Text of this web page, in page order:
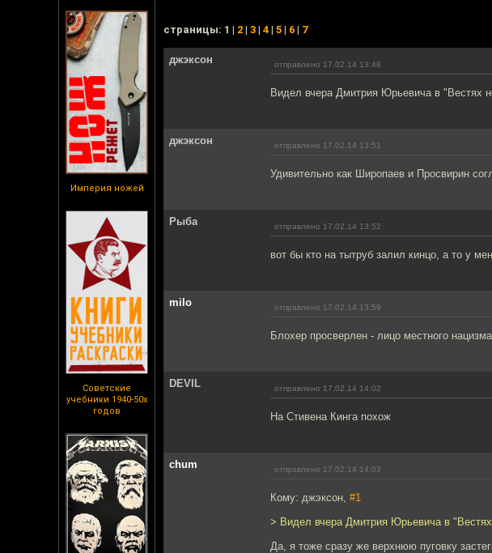
Империя ножей
Советские
учебники 1940-50х
годов
cтраницы: 1 | 2 | 3 | 4 | 5 | 6 | 7
джэксон отправлено 17.02.14 13:48
Видел вчера Дмитрия Юрьевича в "Вестях
джэксон отправлено 17.02.14 13:51
Удивительно как Широпаев и Просвирин
Рыбa отправлено 17.02.14 13:52
вот бы кто на тытруб залил кинцо, а то у
milo отправлено 17.02.14 13:59
Блохер просверлен - лицо местного
DEVIL отправлено 17.02.14 14:02
На Стивена Кинга похож
chum отправлено 17.02.14 14:03
Кому: джэксон, #1
> Видел вчера Дмитрия Юрьевича в
Да, я тоже сразу же верхнюю пуговку